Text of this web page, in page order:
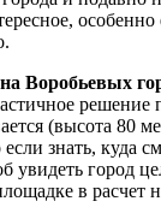
Воробьевых
(высота 80
знать, куда
увидеть город
в расчет